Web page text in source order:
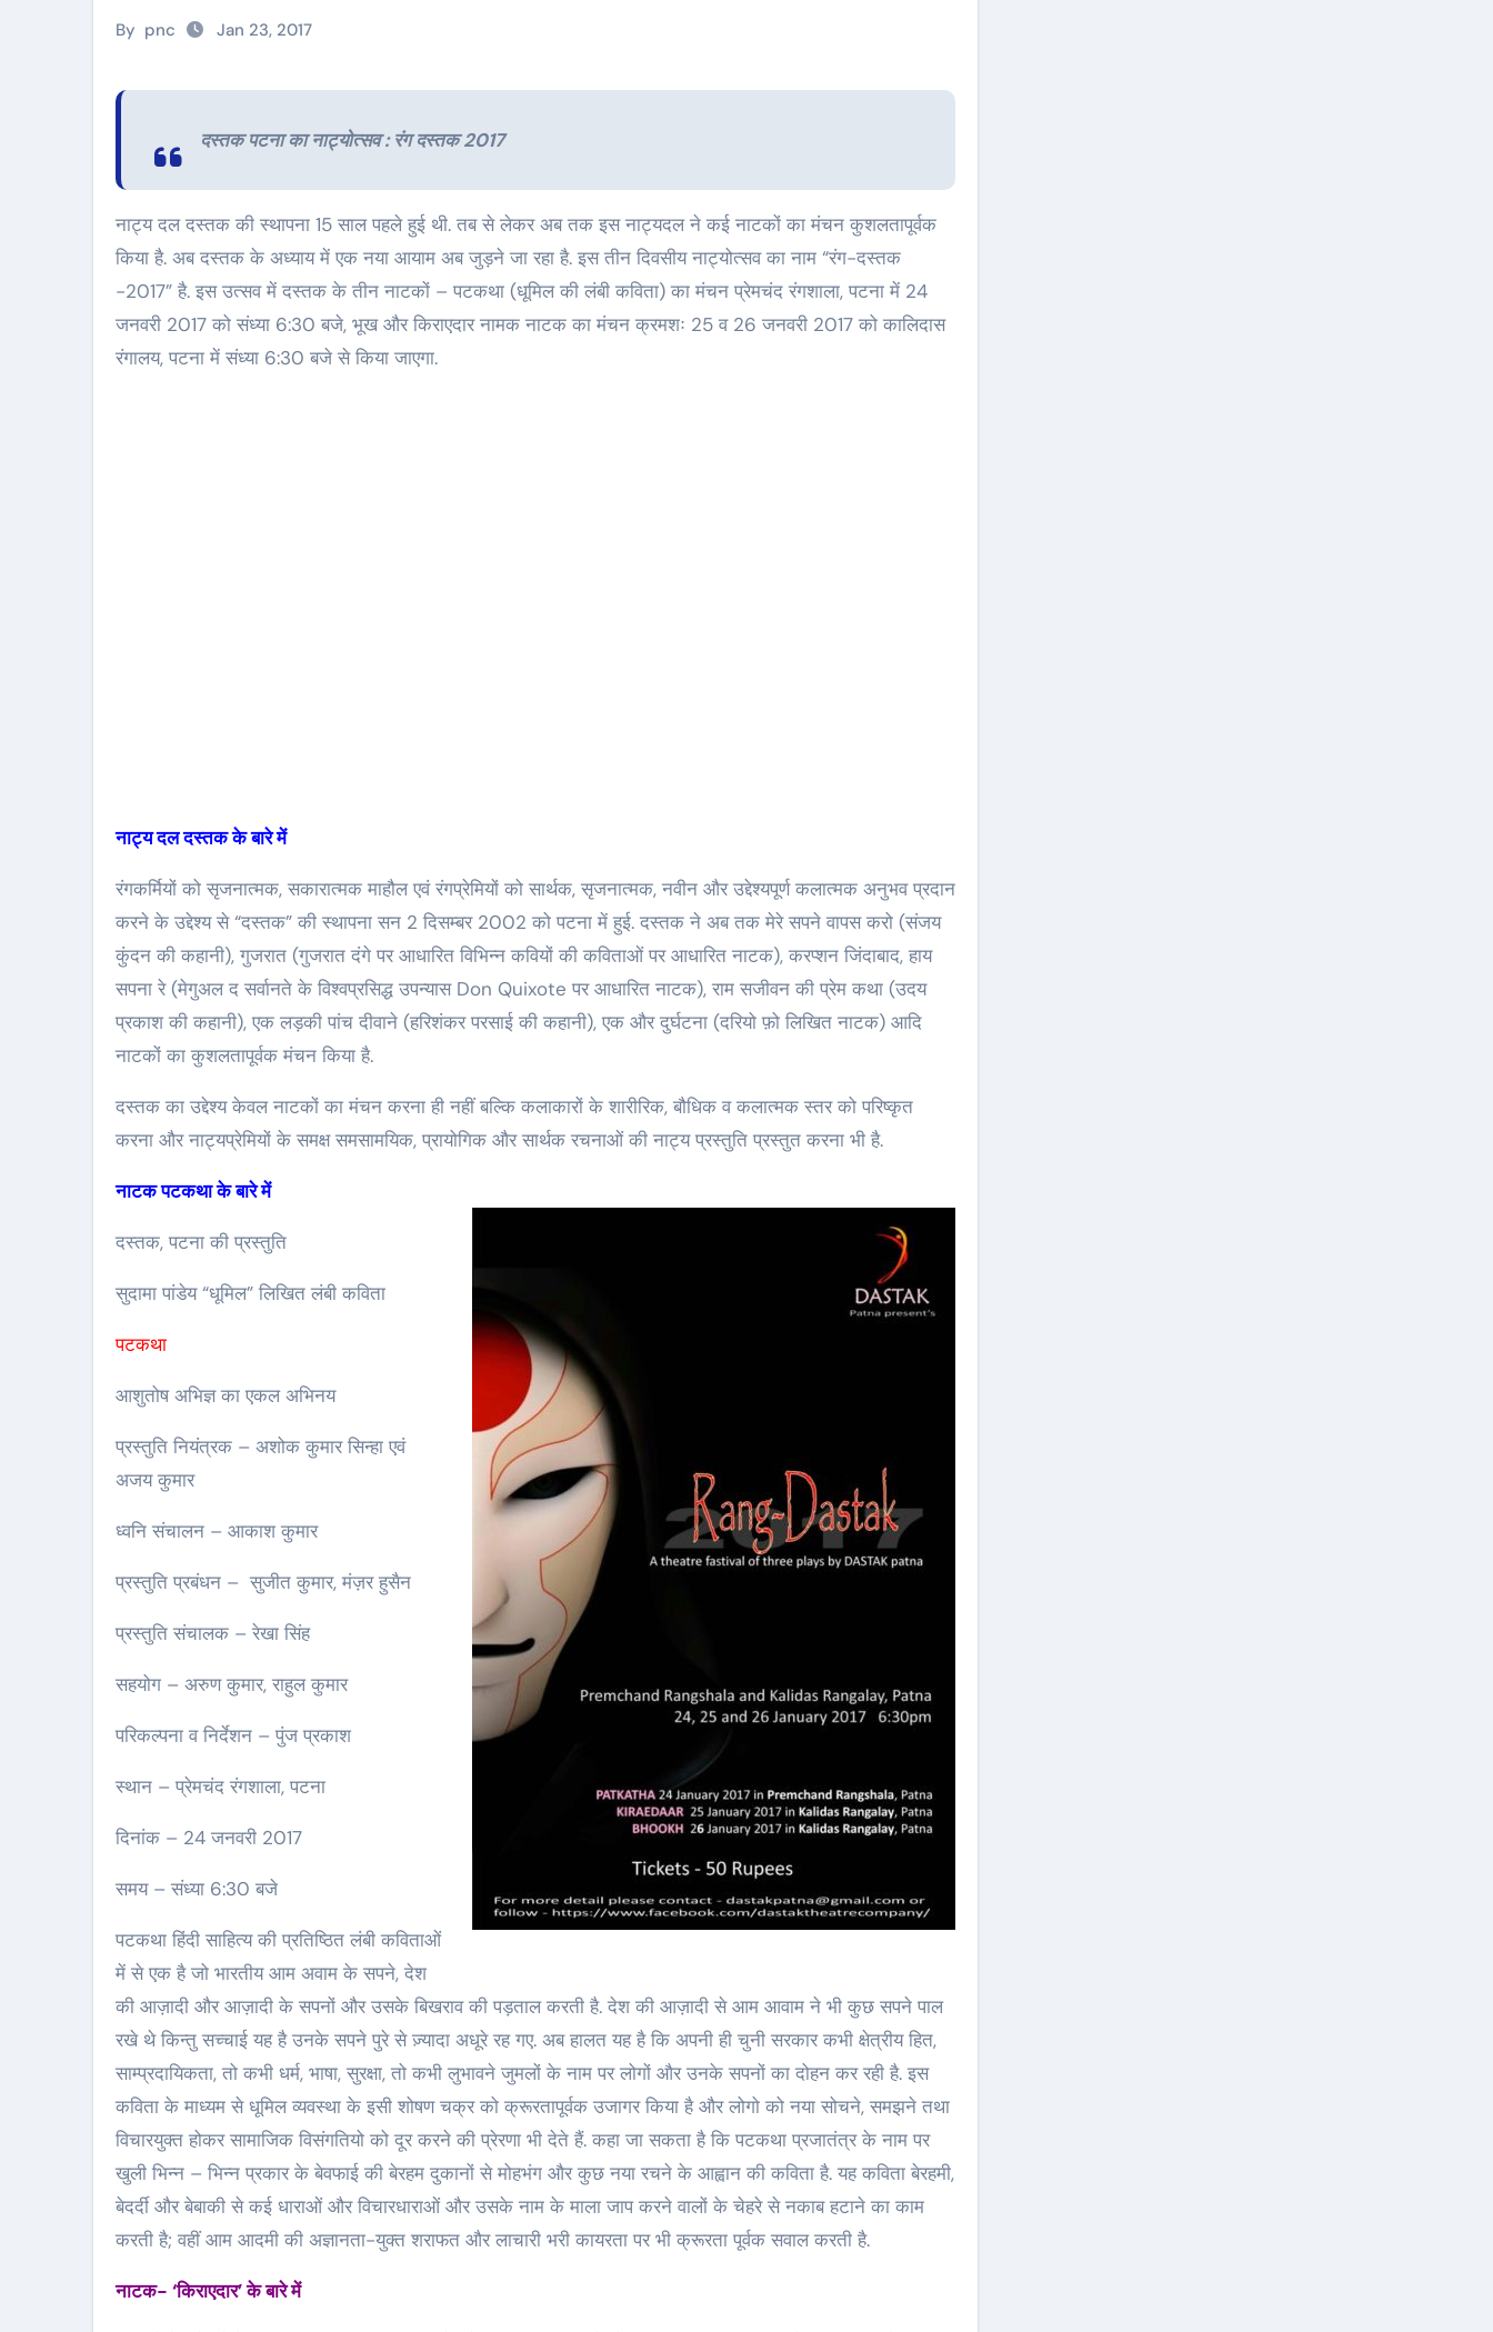
By pnc Jan 23, 2017
दस्तक पटना का नाट्योत्सव : रंग दस्तक 2017
नाट्य दल दस्तक की स्थापना 15 साल पहले हुई थी. तब से लेकर अब तक इस नाट्यदल ने कई नाटकों का मंचन कुशलतापूर्वक
किया है. अब दस्तक के अध्याय में एक नया आयाम अब जुड़ने जा रहा है. इस तीन दिवसीय नाट्योत्सव का नाम “रंग-दस्तक
-2017” है. इस उत्सव में दस्तक के तीन नाटकों – पटकथा (धूमिल की लंबी कविता) का मंचन प्रेमचंद रंगशाला, पटना में 24
जनवरी 2017 को संध्या 6:30 बजे, भूख और किराएदार नामक नाटक का मंचन क्रमशः 25 व 26 जनवरी 2017 को कालिदास
रंगालय, पटना में संध्या 6:30 बजे से किया जाएगा.
नाट्य दल दस्तक के बारे में
रंगकर्मियों को सृजनात्मक, सकारात्मक माहौल एवं रंगप्रेमियों को सार्थक, सृजनात्मक, नवीन और उद्देश्यपूर्ण कलात्मक अनुभव प्रदान
करने के उद्देश्य से “दस्तक” की स्थापना सन 2 दिसम्बर 2002 को पटना में हुई. दस्तक ने अब तक मेरे सपने वापस करो (संजय
कुंदन की कहानी), गुजरात (गुजरात दंगे पर आधारित विभिन्न कवियों की कविताओं पर आधारित नाटक), करप्शन जिंदाबाद, हाय
सपना रे (मेगुअल द सर्वानते के विश्वप्रसिद्ध उपन्यास Don Quixote पर आधारित नाटक), राम सजीवन की प्रेम कथा (उदय
प्रकाश की कहानी), एक लड़की पांच दीवाने (हरिशंकर परसाई की कहानी), एक और दुर्घटना (दरियो फ़ो लिखित नाटक) आदि
नाटकों का कुशलतापूर्वक मंचन किया है.
दस्तक का उद्देश्य केवल नाटकों का मंचन करना ही नहीं बल्कि कलाकारों के शारीरिक, बौधिक व कलात्मक स्तर को परिष्कृत
करना और नाट्यप्रेमियों के समक्ष समसामयिक, प्रायोगिक और सार्थक रचनाओं की नाट्य प्रस्तुति प्रस्तुत करना भी है.
नाटक पटकथा के बारे में
दस्तक, पटना की प्रस्तुति
सुदामा पांडेय “धूमिल” लिखित लंबी कविता
पटकथा
आशुतोष अभिज्ञ का एकल अभिनय
प्रस्तुति नियंत्रक – अशोक कुमार सिन्हा एवं
अजय कुमार
ध्वनि संचालन – आकाश कुमार
प्रस्तुति प्रबंधन – सुजीत कुमार, मंज़र हुसैन
प्रस्तुति संचालक – रेखा सिंह
सहयोग – अरुण कुमार, राहुल कुमार
परिकल्पना व निर्देशन – पुंज प्रकाश
स्थान – प्रेमचंद रंगशाला, पटना
दिनांक – 24 जनवरी 2017
समय – संध्या 6:30 बजे
पटकथा हिंदी साहित्य की प्रतिष्ठित लंबी कविताओं
में से एक है जो भारतीय आम अवाम के सपने, देश
की आज़ादी और आज़ादी के सपनों और उसके बिखराव की पड़ताल करती है. देश की आज़ादी से आम आवाम ने भी कुछ सपने पाल
रखे थे किन्तु सच्चाई यह है उनके सपने पुरे से ज़्यादा अधूरे रह गए. अब हालत यह है कि अपनी ही चुनी सरकार कभी क्षेत्रीय हित,
साम्प्रदायिकता, तो कभी धर्म, भाषा, सुरक्षा, तो कभी लुभावने जुमलों के नाम पर लोगों और उनके सपनों का दोहन कर रही है. इस
कविता के माध्यम से धूमिल व्यवस्था के इसी शोषण चक्र को क्रूरतापूर्वक उजागर किया है और लोगो को नया सोचने, समझने तथा
विचारयुक्त होकर सामाजिक विसंगतियो को दूर करने की प्रेरणा भी देते हैं. कहा जा सकता है कि पटकथा प्रजातंत्र के नाम पर
खुली भिन्न – भिन्न प्रकार के बेवफाई की बेरहम दुकानों से मोहभंग और कुछ नया रचने के आह्वान की कविता है. यह कविता बेरहमी,
बेदर्दी और बेबाकी से कई धाराओं और विचारधाराओं और उसके नाम के माला जाप करने वालों के चेहरे से नकाब हटाने का काम
करती है; वहीं आम आदमी की अज्ञानता-युक्त शराफत और लाचारी भरी कायरता पर भी क्रूरता पूर्वक सवाल करती है.
नाटक- ‘किराएदार’ के बारे में